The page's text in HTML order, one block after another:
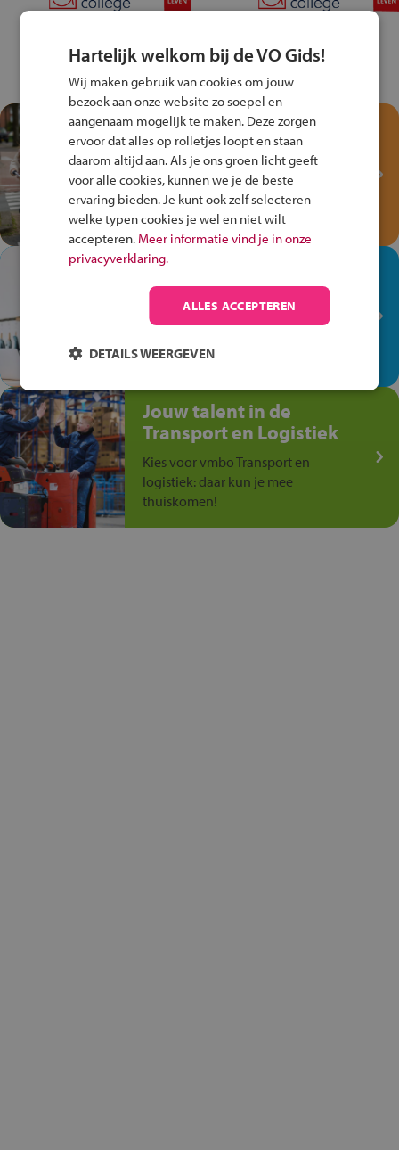
Test je kennis met het
Fiets Veilig
Verkeersspel!
Speel het Fiets Veilig Verkeersspel
en win een Cortina-fiets!
In de winkel ben je op je
plek!
Ontdek via het vmbo jouw talent
anders is!
Jouw talent in de
Transport en Logistiek
Kies voor vmbo Transport en
logistiek: daar kun je mee
thuiskomen!
Hartelijk welkom bij de VO Gids!
Wij maken gebruik van cookies om jouw
bezoek aan onze website zo soepel en
aangenaam mogelijk te maken. Deze zorgen
ervoor dat alles op rolletjes loopt en staan
daarom altijd aan. Als je ons groen licht geeft
voor alle cookies, kunnen we je de beste
ervaring bieden. Je kunt ook zelf selecteren
welke typen cookies je wel en niet wilt
accepteren. Meer informatie vind je in onze
privacyverklaring.
ALLES ACCEPTEREN
DETAILS WEERGEVEN